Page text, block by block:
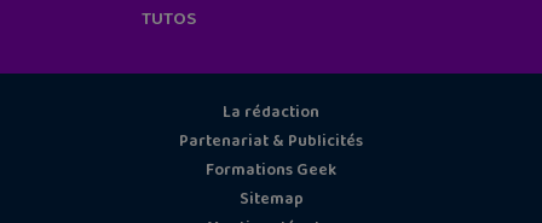
TUTOS
La rédaction
Partenariat & Publicités
Formations Geek
Sitemap